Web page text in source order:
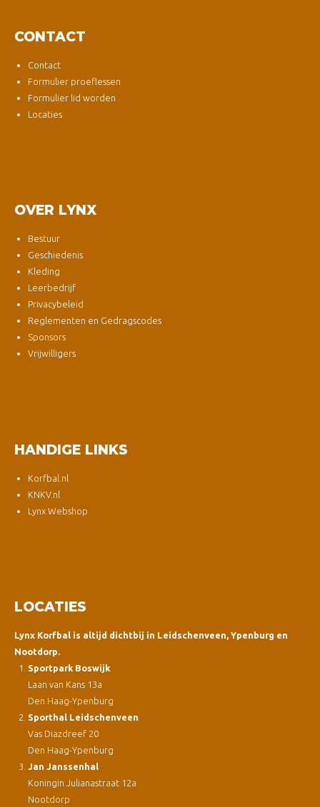
CONTACT
Contact
Formulier proeflessen
Formulier lid worden
Locaties
OVER LYNX
Bestuur
Geschiedenis
Kleding
Leerbedrijf
Privacybeleid
Reglementen en Gedragscodes
Sponsors
Vrijwilligers
HANDIGE LINKS
Korfbal.nl
KNKV.nl
Lynx Webshop
LOCATIES
Lynx Korfbal is altijd dichtbij in Leidschenveen, Ypenburg en
Nootdorp.
Sportpark Boswijk
Laan van Kans 13a
Den Haag-Ypenburg
Sporthal Leidschenveen
Vas Diazdreef 20
Den Haag-Ypenburg
Jan Janssenhal
Koningin Julianastraat 12a
Nootdorp